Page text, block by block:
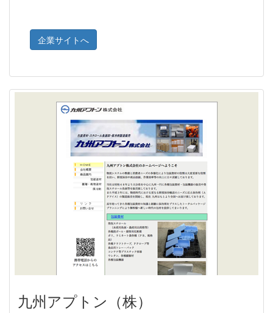
企業サイトへ
九州アプトン（株）